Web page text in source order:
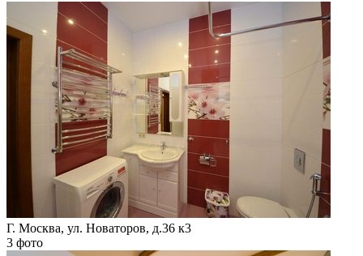
Г. Москва, ул. Новаторов, д.36 к3
3 фото